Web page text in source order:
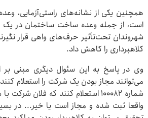
همچنین یکی از نشانه‌های راستی‌آزمایی،
است، از جمله وعده ساخت ساختمان در یک
شهروندان تحت‌تأثیر حرف‌های واهی قرار
کلاهبرداری را کاهش داد.
وی در پاسخ به این سئوال دیگری مبنی
می‌توانند مجاز بودن یک شرکت را استعلام
شماره ۱۰۰۰۸۲ استعلام کنند که فلان
واقعا ثبت شده و مجاز است یا خیر... در